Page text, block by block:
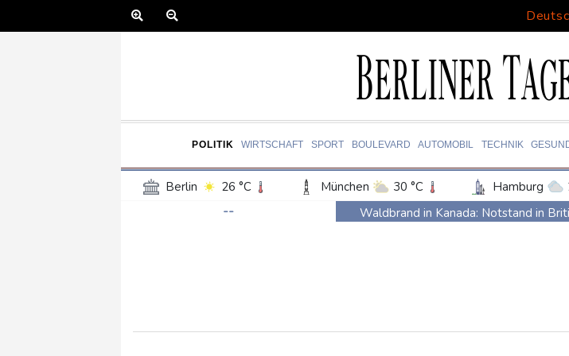
POLITIK WIRTSCHAFT SPORT BOULEVARD AUTOMOBIL TECHNIK
Berlin 26 °C München 30 °C Hamburg
Frankfurt am Main
Potsdam 26 °C
--
Waldbrand in Kanada: Notstand in
Iran bekräftigt harte Haltung in Streit
Amtsantritt von Kolumbiens
Basketball-WM: Geiselsöder macht
Taifun "Dolphin": Flugausfälle,